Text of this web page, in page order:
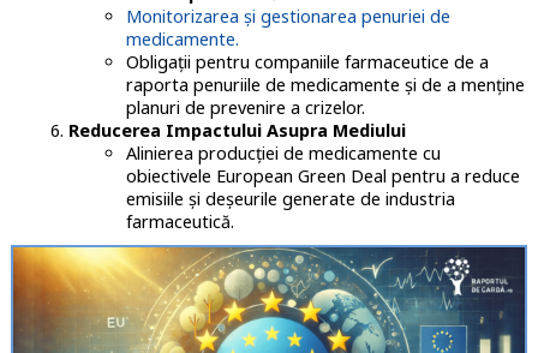
Monitorizarea și gestionarea penuriei de
medicamente.
Obligații pentru companiile farmaceutice de a
raporta penuriile de medicamente și de a menține
planuri de prevenire a crizelor.
Reducerea Impactului Asupra Mediului
Alinierea producției de medicamente cu
obiectivele European Green Deal pentru a reduce
emisiile și deșeurile generate de industria
farmaceutică.